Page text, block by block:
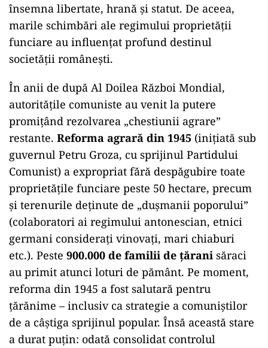
însemna libertate, hrană și statut. De aceea,
marile schimbări ale regimului proprietății
funciare au influențat profund destinul
societății românești.
În anii de după Al Doilea Război Mondial,
autoritățile comuniste au venit la putere
promițând rezolvarea „chestiunii agrare”
restante. Reforma agrară din 1945 (inițiată sub
guvernul Petru Groza, cu sprijinul Partidului
Comunist) a expropriat fără despăgubire toate
proprietățile funciare peste 50 hectare, precum
și terenurile deținute de „dușmanii poporului”
(colaboratori ai regimului antonescian, etnici
germani considerați vinovați, mari chiaburi
etc.). Peste 900.000 de familii de țărani săraci
au primit atunci loturi de pământ. Pe moment,
reforma din 1945 a fost salutară pentru
țărănime – inclusiv ca strategie a comuniștilor
de a câștiga sprijinul popular. Însă această stare
a durat puțin: odată consolidat controlul